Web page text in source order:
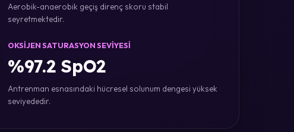
Aerobik-anaerobik geçiş direnç skoru stabil
seyretmektedir.
OKSIJEN SATURASYON SEVIYESI
%97.2 SpO2
Antrenman esnasındaki hücresel solunum dengesi yüksek
seviyededir.